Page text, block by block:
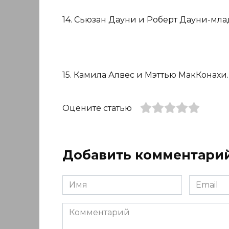
14. Сьюзан Дауни и Роберт Дауни-
15. Камила Алвес и Мэттью МакКонахи.
Оцените статью
Добавить
Имя
*
Email
*
Комментарий